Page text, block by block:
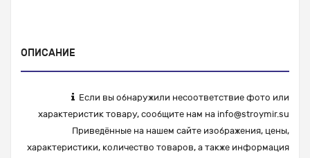
ОПИСАНИЕ
Если вы обнаружили несоответствие фото или
характеристик товару, сообщите нам на info@stroymir.su
Приведённые на нашем сайте изображения, цены,
характеристики, количество товаров, а также информация